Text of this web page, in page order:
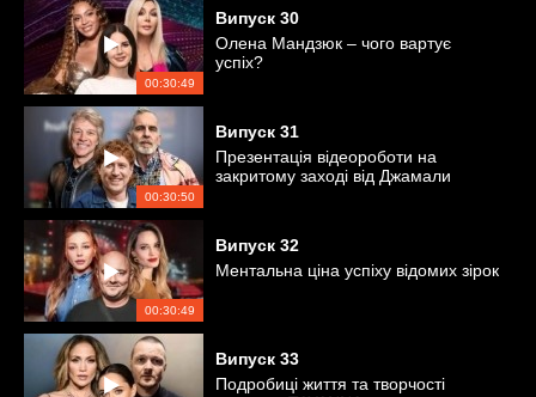
00:30:49
Випуск 30
Олена Мандзюк – чого вартує
успіх?
00:30:50
Випуск 31
Презентація відеороботи на
закритому заході від Джамали
00:30:49
Випуск 32
Ментальна ціна успіху відомих зірок
Випуск 33
Подробиці життя та творчості